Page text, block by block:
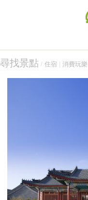
尋找景點 / 住宿 消費玩樂